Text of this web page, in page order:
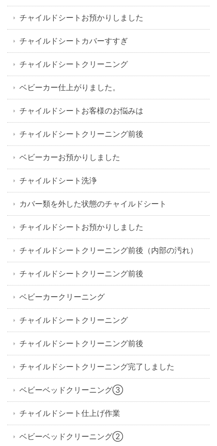
チャイルドシートお預かりしました
チャイルドシートカバーすすぎ
チャイルドシートクリーニング
ベビーカー仕上がりました。
チャイルドシートお客様のお悩みは
チャイルドシートクリーニング前後
ベビーカーお預かりしました
チャイルドシート洗浄
カバー類を外した状態のチャイルドシート
チャイルドシートお預かりしました
チャイルドシートクリーニング前後（内部の汚れ）
チャイルドシートクリーニング前後
ベビーカークリーニング
チャイルドシートクリーニング
チャイルドシートクリーニング前後
チャイルドシートクリーニング完了しました
ベビーベッドクリーニング③
チャイルドシート仕上げ作業
ベビーベッドクリーニング②